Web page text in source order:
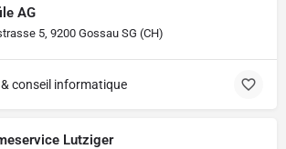
AG
5, 9200 Gossau SG (CH)
conseil informatique
Lutziger